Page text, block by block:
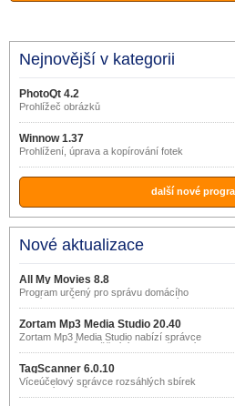
Nejnovější v kategorii
PhotoQt 4.2
Prohlížeč obrázků
Winnow 1.37
Prohlížení, úprava a kopírování fotek
další nové
Nové aktualizace
All My Movies 8.8
Program určený pro správu domácího
archívu filmů na DVD nebo CD discích,
VHS páskách apod.
Zortam Mp3 Media Studio 20.40
Zortam Mp3 Media Studio nabízí správce
MP3 souborů umožňující jejich zařazení
do knihovny a vyhledávání, nástroj pro
úpravu ID3v1 a ID3v2.
TagScanner 6.0.10
Víceúčelový správce rozsáhlých sbírek
hudebních titulů.